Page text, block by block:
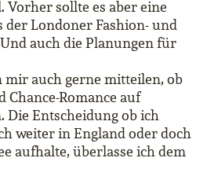
sollte es aber eine
Londoner Fashion- und
auch die Planungen für
mir auch gerne mitteilen, ob
Chance-Romance auf
Die Entscheidung ob ich
weiter in England oder doch
aufhalte, überlasse ich dem